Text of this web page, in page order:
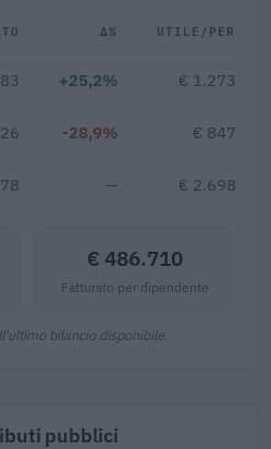
Δ% UTILE/PERDITA
+25,2% € 1.273.847
-28,9% € 847.183
— € 2.698.496
€ 486.710
Fatturato per dipendente
bilancio disponibile.
pubblici